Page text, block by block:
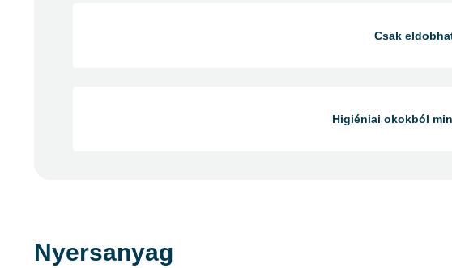
Csak
Higiéniai okokból
Nyersanyag